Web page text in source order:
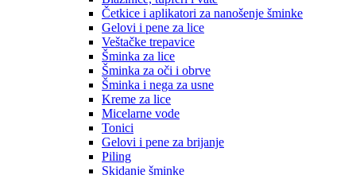
Četkice i aplikatori za nanošenje šminke
Gelovi i pene za lice
Veštačke trepavice
Šminka za lice
Šminka za oči i obrve
Šminka i nega za usne
Kreme za lice
Micelarne vode
Tonici
Gelovi i pene za brijanje
Piling
Skidanje šminke